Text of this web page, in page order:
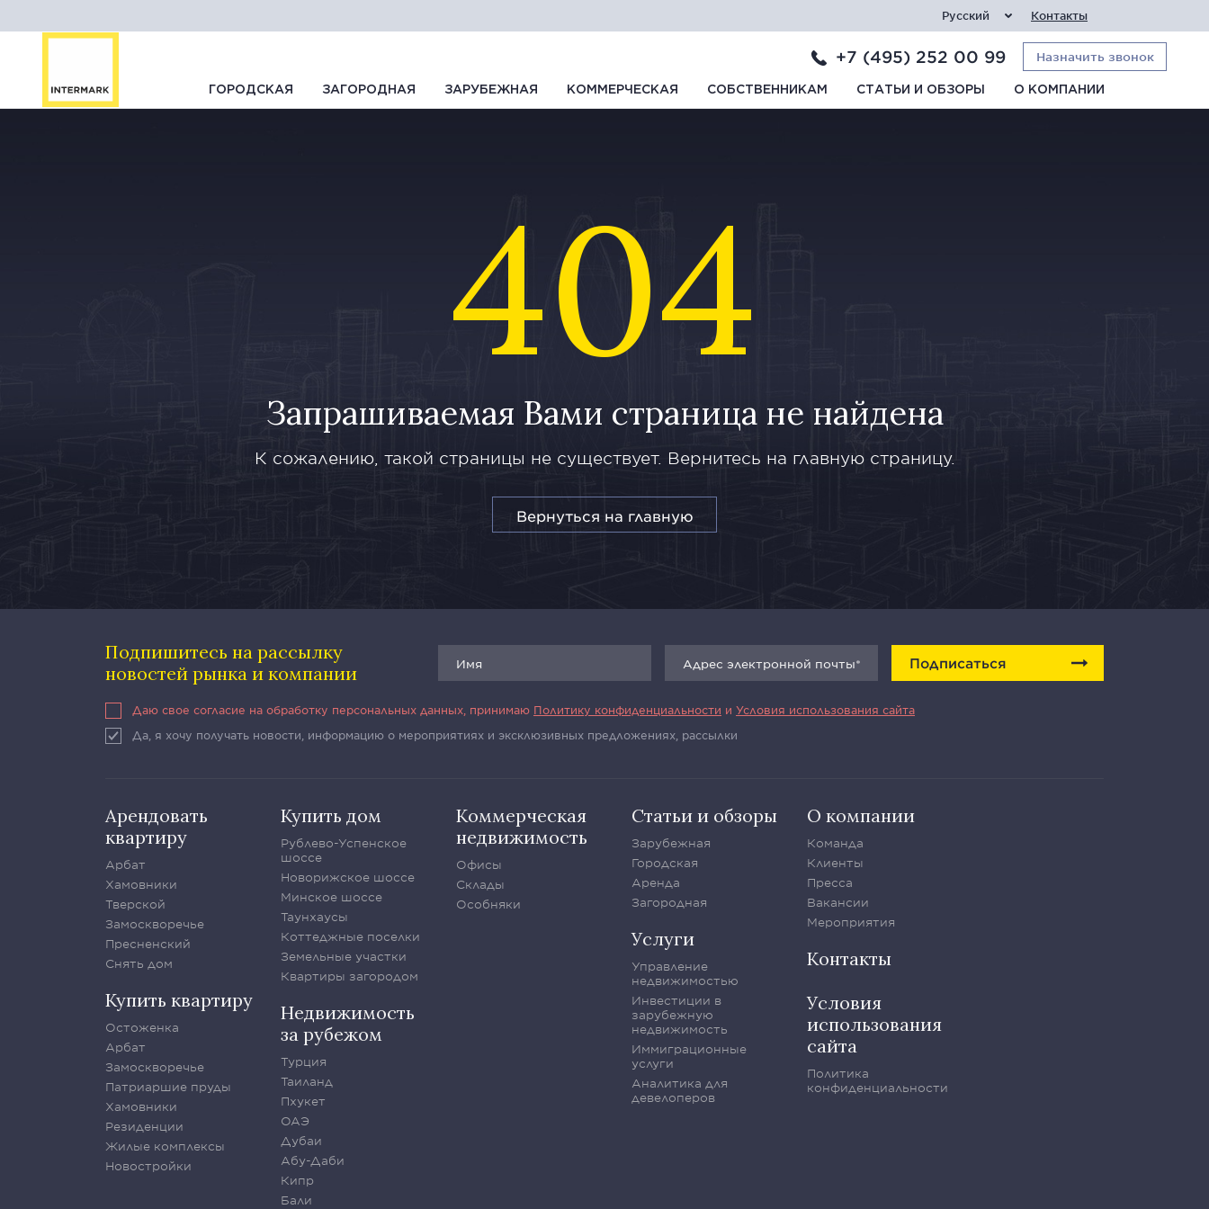
Русский Контакты
+7 (495) 252 00 99 Назначить звонок
ГОРОДСКАЯ ЗАГОРОДНАЯ ЗАРУБЕЖНАЯ КОММЕРЧЕСКАЯ СОБСТВЕННИКАМ СТАТЬИ И ОБЗОРЫ О КОМПАНИИ
404
Запрашиваемая Вами страница не найдена
К сожалению, такой страницы не существует. Вернитесь на главную страницу.
Вернуться на главную
Подпишитесь на рассылку
новостей рынка и компании
Подписаться
Даю свое согласие на обработку персональных данных, принимаю Политику конфиденциальности и Условия использования сайта
Да, я хочу получать новости, информацию о мероприятиях и эксклюзивных предложениях, рассылки
Арендовать
квартиру
Арбат
Хамовники
Тверской
Замоскворечье
Пресненский
Снять дом
Купить квартиру
Остоженка
Арбат
Замоскворечье
Патриаршие пруды
Хамовники
Резиденции
Жилые комплексы
Новостройки
Купить дом
Рублево-Успенское
шоссе
Новорижское шоссе
Минское шоссе
Таунхаусы
Коттеджные поселки
Земельные участки
Квартиры загородом
Недвижимость
за рубежом
Турция
Таиланд
Пхукет
ОАЭ
Дубаи
Абу-Даби
Кипр
Бали
Коммерческая
недвижимость
Офисы
Склады
Особняки
Статьи и обзоры
Зарубежная
Городская
Аренда
Загородная
Услуги
Управление
недвижимостью
Инвестиции в
зарубежную
недвижимость
Иммиграционные
услуги
Аналитика для
девелоперов
О компании
Команда
Клиенты
Пресса
Вакансии
Мероприятия
Контакты
Условия
использования
сайта
Политика
конфиденциальности